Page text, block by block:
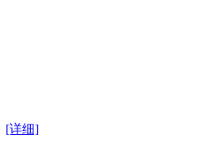
[详细]